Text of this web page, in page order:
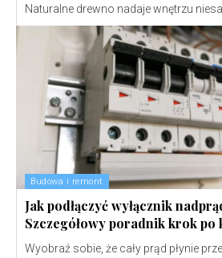
Naturalne drewno nadaje wnętrzu
Budowa i remont
Jak podłączyć wyłącznik
Szczegółowy poradnik krok po
Wyobraź sobie, że cały prąd płynie